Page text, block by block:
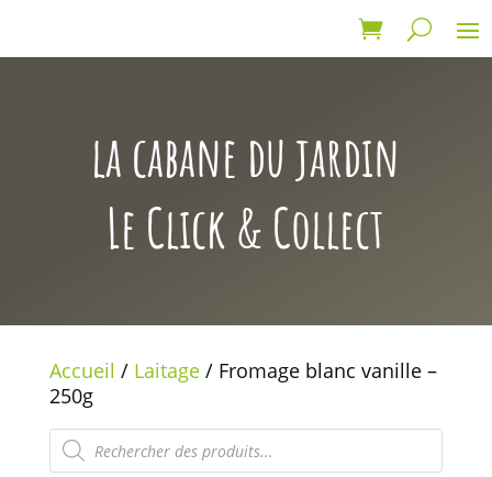
la cabane du jardin
Le Click & Collect
Accueil / Laitage/ Fromage blanc vanille –
250g
Recherche
de
produits